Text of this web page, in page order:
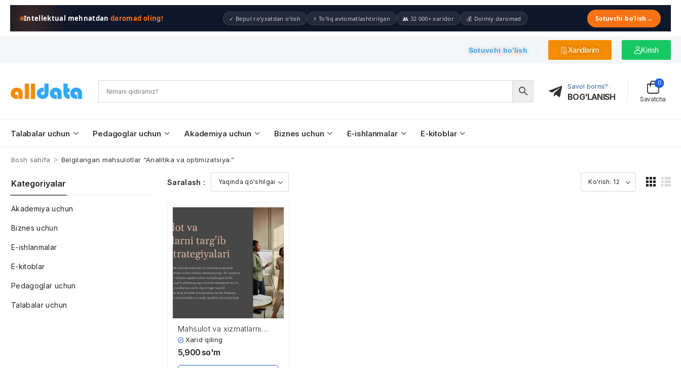
Intellektual mehnatdandaromad oling! ✓ Bepul ro'yxatdan o'tish ⚡ To'liq avtomatlashtirilgan 👥 32 000+ xaridor 💰 Doimiy daromad Sotuvchi bo'lish →
Sotuvchi bo'lish Xaridlarim Kirish
Savol bormi? :
BOG'LANISH Savatcha
0
Talabalar uchun Pedagoglar uchun Akademiya uchun Biznes uchun E-ishlanmalar E-kitoblar
Bosh sahifa > Belgilangan mahsulotlar “Analitika va optimizatsiya.”
Kategoriyalar
Akademiya uchun
Biznes uchun
E-ishlanmalar
E-kitoblar
Pedagoglar uchun
Talabalar uchun
Saralash :
Mahsulot va xizmatlarni
targ’ib qilish strategiyalari
Xarid qiling
5,900 so'm